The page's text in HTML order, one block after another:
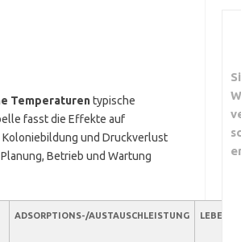
Temperaturentypische
fasst die Effekte auf
und Druckverlust
Betrieb und Wartung
ADSORPTIONS-/AUSTAUSCHLEISTUNG